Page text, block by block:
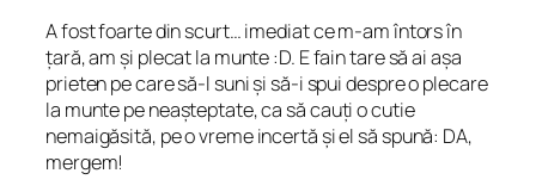
A fost foarte din scurt… imediat ce m-am întors în
țară, am și plecat la munte :D. E fain tare să ai așa
prieten pe care să-l suni și să-i spui despre o plecare
la munte pe neașteptate, ca să cauți o cutie
nemaigăsită, pe o vreme incertă și el să spună: DA,
mergem!